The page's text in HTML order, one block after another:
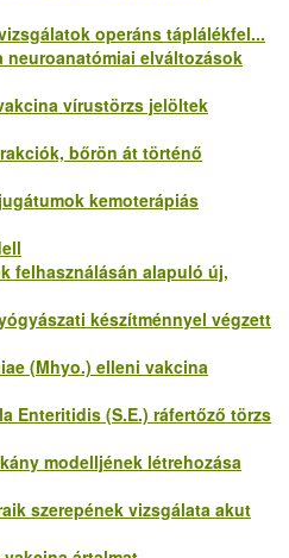
operáns táplálékfel...
neuroanatómiai elváltozások
vírustörzs jelöltek
bőrön át történő
kemoterápiás
felhasználásán alapuló új,
készítménnyel végzett
(Mhyo.) elleni vakcina
Enteritidis (S.E.) ráfertőző törzs
modelljének létrehozása
szerepének vizsgálata akut